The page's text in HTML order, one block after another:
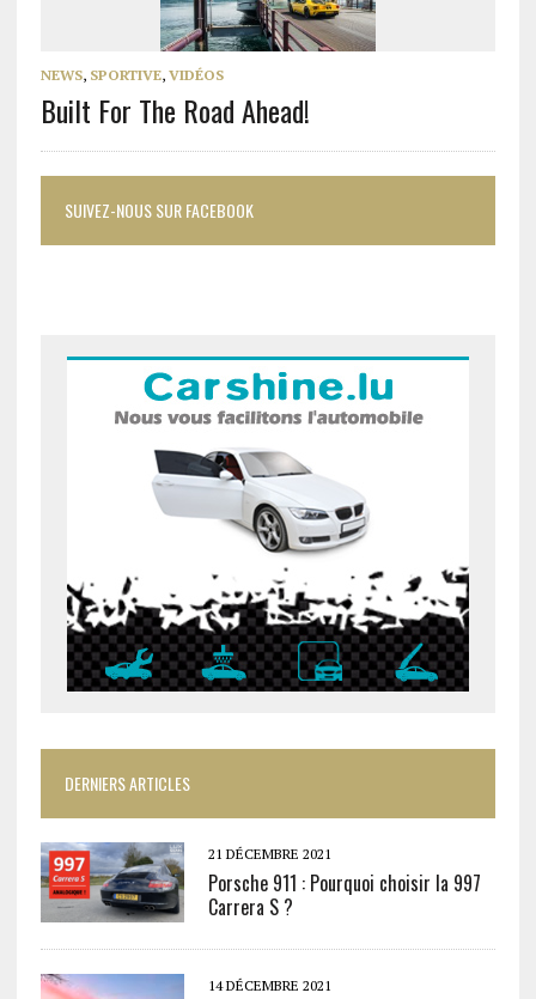
NEWS, SPORTIVE, VIDÉOS
Built For The Road Ahead!
SUIVEZ-NOUS SUR FACEBOOK
DERNIERS ARTICLES
21 DÉCEMBRE 2021
Porsche 911 : Pourquoi choisir la 997
Carrera S ?
14 DÉCEMBRE 2021